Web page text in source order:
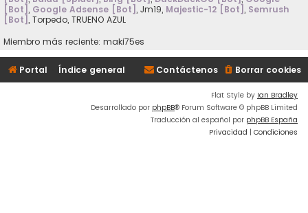
[Bot], Google Adsense [Bot], Jm19, Majestic-12 [Bot], Semrush
[Bot], Torpedo, TRUENO AZUL
Miembro más reciente: maki75es
Portal Índice general Borrar cookies
Contáctenos
Flat Style by Ian Bradley
Desarrollado por phpBB® Forum Software © phpBB Limited
Traducción al español por phpBB España
Privacidad | Condiciones